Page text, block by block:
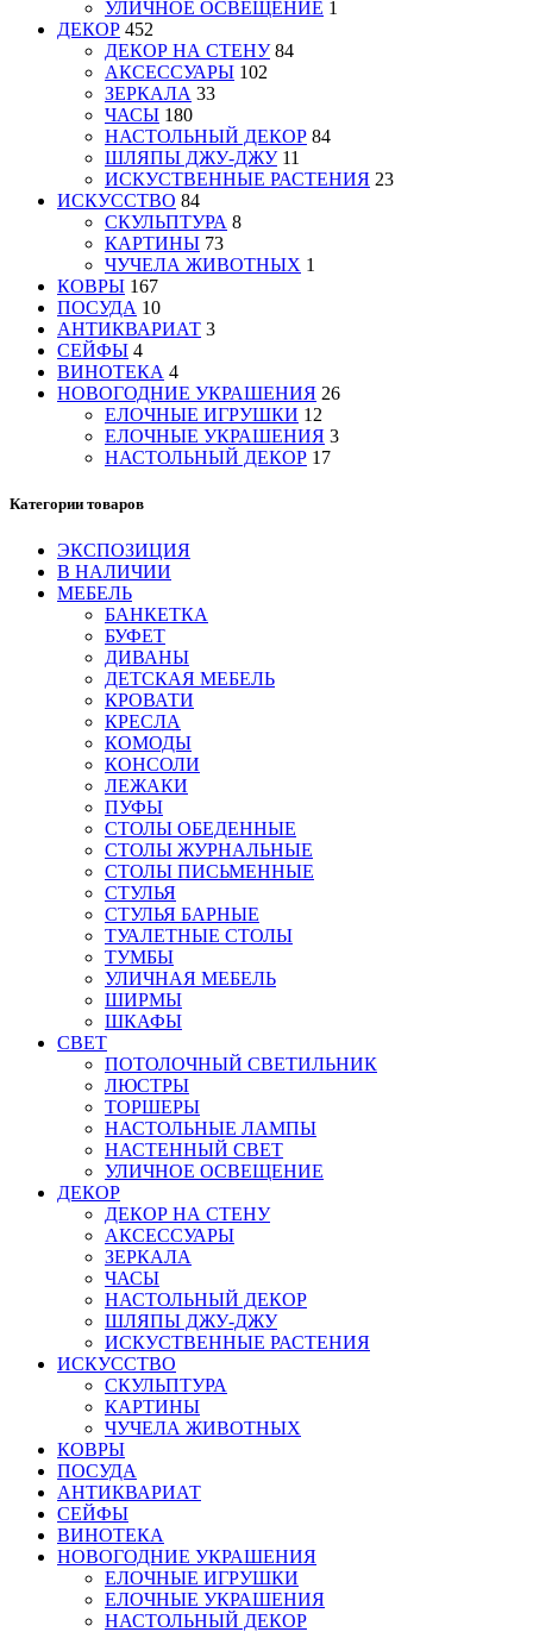
УЛИЧНОЕ ОСВЕЩЕНИЕ 1
ДЕКОР 452
ДЕКОР НА СТЕНУ 84
АКСЕССУАРЫ 102
ЗЕРКАЛА 33
ЧАСЫ 180
НАСТОЛЬНЫЙ ДЕКОР 84
ШЛЯПЫ ДЖУ-ДЖУ 11
ИСКУСТВЕННЫЕ РАСТЕНИЯ 23
ИСКУССТВО 84
СКУЛЬПТУРА 8
КАРТИНЫ 73
ЧУЧЕЛА ЖИВОТНЫХ 1
КОВРЫ 167
ПОСУДА 10
АНТИКВАРИАТ 3
СЕЙФЫ 4
ВИНОТЕКА 4
НОВОГОДНИЕ УКРАШЕНИЯ 26
ЕЛОЧНЫЕ ИГРУШКИ 12
ЕЛОЧНЫЕ УКРАШЕНИЯ 3
НАСТОЛЬНЫЙ ДЕКОР 17
Категории товаров
ЭКСПОЗИЦИЯ
В НАЛИЧИИ
МЕБЕЛЬ
БАНКЕТКА
БУФЕТ
ДИВАНЫ
ДЕТСКАЯ МЕБЕЛЬ
КРОВАТИ
КРЕСЛА
КОМОДЫ
КОНСОЛИ
ЛЕЖАКИ
ПУФЫ
СТОЛЫ ОБЕДЕННЫЕ
СТОЛЫ ЖУРНАЛЬНЫЕ
СТОЛЫ ПИСЬМЕННЫЕ
СТУЛЬЯ
СТУЛЬЯ БАРНЫЕ
ТУАЛЕТНЫЕ СТОЛЫ
ТУМБЫ
УЛИЧНАЯ МЕБЕЛЬ
ШИРМЫ
ШКАФЫ
СВЕТ
ПОТОЛОЧНЫЙ СВЕТИЛЬНИК
ЛЮСТРЫ
ТОРШЕРЫ
НАСТОЛЬНЫЕ ЛАМПЫ
НАСТЕННЫЙ СВЕТ
УЛИЧНОЕ ОСВЕЩЕНИЕ
ДЕКОР
ДЕКОР НА СТЕНУ
АКСЕССУАРЫ
ЗЕРКАЛА
ЧАСЫ
НАСТОЛЬНЫЙ ДЕКОР
ШЛЯПЫ ДЖУ-ДЖУ
ИСКУСТВЕННЫЕ РАСТЕНИЯ
ИСКУССТВО
СКУЛЬПТУРА
КАРТИНЫ
ЧУЧЕЛА ЖИВОТНЫХ
КОВРЫ
ПОСУДА
АНТИКВАРИАТ
СЕЙФЫ
ВИНОТЕКА
НОВОГОДНИЕ УКРАШЕНИЯ
ЕЛОЧНЫЕ ИГРУШКИ
ЕЛОЧНЫЕ УКРАШЕНИЯ
НАСТОЛЬНЫЙ ДЕКОР